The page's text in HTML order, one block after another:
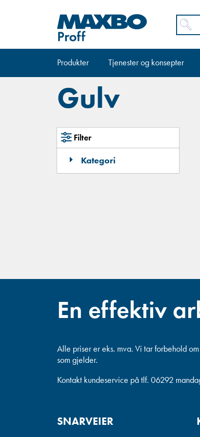
Produkter Tjenester og konsepter
Gulv
Filter
Kategori
En effektiv
Alle priser er eks. mva. Vi tar forbehold
som gjelder.
Kontakt kundeservice på tlf. 06292
SNARVEIER